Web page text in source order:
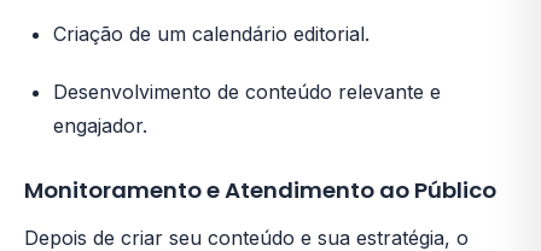
Criação de um calendário editorial.
Desenvolvimento de conteúdo relevante e
engajador.
Monitoramento e Atendimento ao Público
Depois de criar seu conteúdo e sua estratégia, o